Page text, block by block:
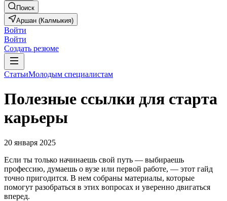
Поиск
Аршан (Калмыкия)
Войти
Войти
Создать резюме
СтатьиМолодым специалистам
Полезные ссылки для старта
карьеры
20 января 2025
Если ты только начинаешь свой путь — выбираешь
профессию, думаешь о вузе или первой работе, — этот гайд
точно пригодится. В нем собраны материалы, которые
помогут разобраться в этих вопросах и уверенно двигаться
вперед.